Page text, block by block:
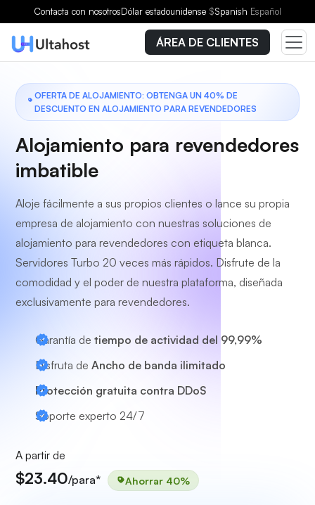
Contacta con nosotrosDólar estadounidense $Spanish Español
ÁREA DE CLIENTES
OFERTA DE ALOJAMIENTO: OBTENGA UN 40% DE
DESCUENTO EN ALOJAMIENTO PARA REVENDEDORES
Alojamiento para revendedores
imbatible
Aloje fácilmente a sus propios clientes o lance su propia
empresa de alojamiento con nuestras soluciones de
alojamiento para revendedores con etiqueta blanca.
Servidores Turbo 20 veces más rápidos. Disfrute de la
comodidad y el poder de nuestra plataforma, diseñada
exclusivamente para revendedores.
Garantía de tiempo de actividad del 99,99%
Disfruta de Ancho de banda ilimitado
Protección gratuita contra DDoS
Soporte experto 24/7
A partir de
$23.40/para* Ahorrar 40%